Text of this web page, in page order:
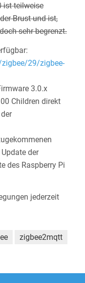
ist teilweise
Brust und ist,
sehr begrenzt.
29/zigbee-
3.0.x
Children direkt
der
des Raspberry Pi
jederzeit
zigbee2mqtt